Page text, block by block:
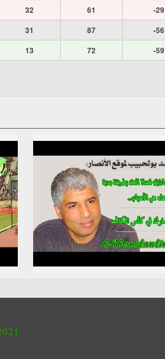
32 61
-29
31 87
-56
13 72 -59